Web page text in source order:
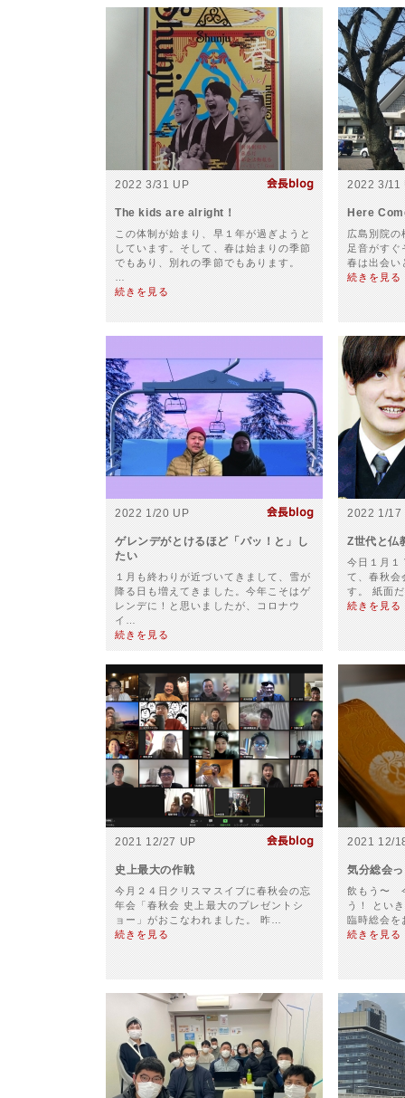
2022 3/31 UP
The kids are alright！
この体制が始まり、早１年が過ぎようと
しています。そして、春は始まりの季節
でもあり、別れの季節でもあります。
…
続きを見る
2022 3/11
Here
広島別院の
足音がすぐ
春は出会
続きを見る
2022 1/20 UP
ゲレンデがとけるほど「パッ！と」し
たい
１月も終わりが近づいてきまして、雪が
降る日も増えてきました。今年こそはゲ
レンデに！と思いましたが、コロナウ
イ…
続きを見る
2022 1/17
Z世代と仏
今日１月１
て、春秋会
す。 紙面
続きを見る
2021 12/27 UP
史上最大の作戦
今月２４日クリスマスイブに春秋会の忘
年会「春秋会 史上最大のプレゼントシ
ョー」がおこなわれました。 昨…
続きを見る
2021 12/
気分総会
飲もう〜
う！ とい
臨時総会
続きを見る